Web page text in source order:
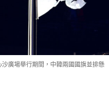
廣場舉行期間，中韓兩國國旗並排懸